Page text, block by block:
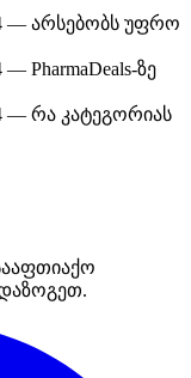
— არსებობს უფრო
PharmaDeals-ზე
— რა კატეგორიას